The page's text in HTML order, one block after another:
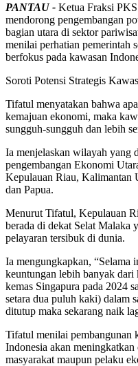
PANTAU - Ketua Fraksi
mendorong pengembangan
bagian utara di sektor
menilai perhatian pemerintah
berfokus pada kawasan
Soroti Potensi Strategis
Tifatul menyatakan bahwa
kemajuan ekonomi, maka
sungguh-sungguh dan lebih
Ia menjelaskan wilayah yang
pengembangan Ekonomi
Kepulauan Riau, Kalimantan
dan Papua.
Menurut Tifatul, Kepulauan
berada di dekat Selat Malaka
pelayaran tersibuk di dunia.
Ia mengungkapkan, “Selama
keuntungan lebih banyak
kemas Singapura pada 2024
setara dua puluh kaki) dalam
ditutup maka sekarang naik
Tifatul menilai pembangunan
Indonesia akan
masyarakat maupun pelaku